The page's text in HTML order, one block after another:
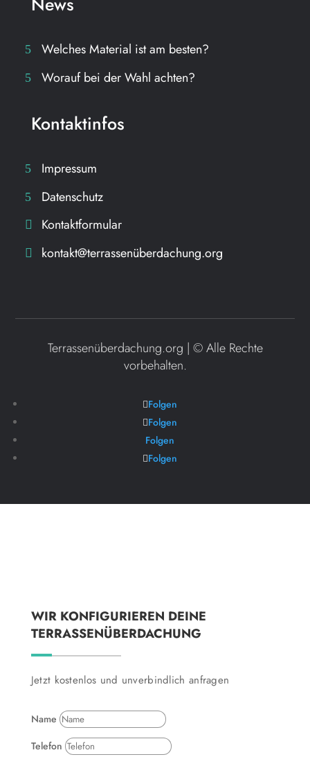
Welches Material ist am besten?
Worauf bei der Wahl achten?
Kontaktinfos
Impressum
Datenschutz
Kontaktformular
kontakt@terrassenüberdachung.org
Terrassenüberdachung.org | ©Alle Rechte
vorbehalten.
Folgen
Folgen
Folgen
Folgen
WIR KONFIGURIEREN DEINE
TERRASSENÜBERDACHUNG
Jetzt kostenlos und unverbindlich anfragen
Name
Telefon